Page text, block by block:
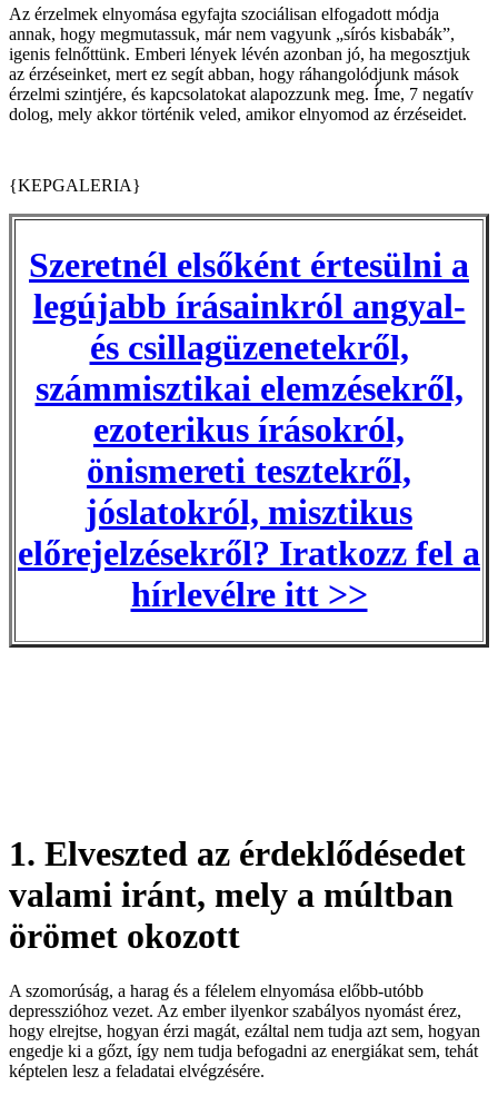
Az érzelmek elnyomása egyfajta szociálisan elfogadott módja
annak, hogy megmutassuk, már nem vagyunk „sírós kisbabák”,
igenis felnőttünk. Emberi lények lévén azonban jó, ha megosztjuk
az érzéseinket, mert ez segít abban, hogy ráhangolódjunk mások
érzelmi szintjére, és kapcsolatokat alapozzunk meg. Íme, 7 negatív
dolog, mely akkor történik veled, amikor elnyomod az érzéseidet.
{KEPGALERIA}
Szeretnél elsőként értesülni a
legújabb írásainkról angyal-
és csillagüzenetekről,
számmisztikai elemzésekről,
ezoterikus írásokról,
önismereti tesztekről,
jóslatokról, misztikus
előrejelzésekről? Iratkozz fel a
hírlevélre itt >>
1. Elveszted az érdeklődésedet
valami iránt, mely a múltban
örömet okozott
A szomorúság, a harag és a félelem elnyomása előbb-utóbb
depresszióhoz vezet. Az ember ilyenkor szabályos nyomást érez,
hogy elrejtse, hogyan érzi magát, ezáltal nem tudja azt sem, hogyan
engedje ki a gőzt, így nem tudja befogadni az energiákat sem, tehát
képtelen lesz a feladatai elvégzésére.